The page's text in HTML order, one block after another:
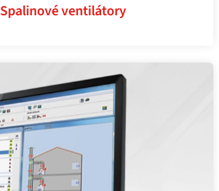
Spalinové ventilátory